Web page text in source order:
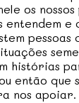
os nossos
entendem e
pessoas
histórias
então que
nos apoiar.